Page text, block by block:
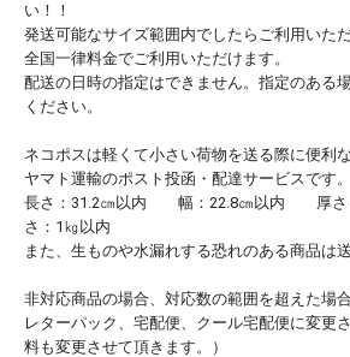
い！！
発送可能なサイズ範囲内でしたらご利用いただ
全国一律料金でご利用いただけます。
配送の日時の指定はできません。指定のある
ください。
ネコポスは軽くて小さい荷物を送る際に便利な
ヤマト運輸のポスト投函・配達サービスです。
長さ：31.2㎝以内 幅：22.8㎝以内 厚さ
さ：1㎏以内
また、生ものや水漏れする恐れのある商品は送
非対応商品の場合、対応数の範囲を超えた場合
レターパック、宅配便、クール宅配便に変更
料も変更させて頂きます。）